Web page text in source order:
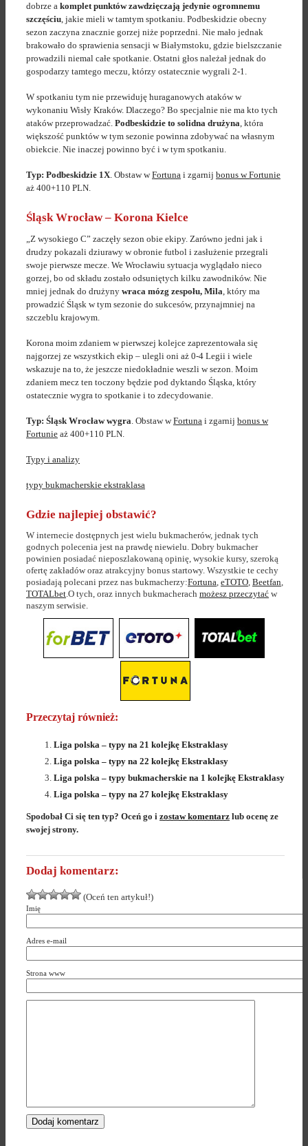
dobrze a komplet punktów zawdzięczają jedynie ogromnemu
szczęściu, jakie mieli w tamtym spotkaniu. Podbeskidzie obecny
sezon zaczyna znacznie gorzej niże poprzedni. Nie mało jednak
brakowało do sprawienia sensacji w Białymstoku, gdzie bielszczanie
prowadzili niemal całe spotkanie. Ostatni głos należał jednak do
gospodarzy tamtego meczu, którzy ostatecznie wygrali 2-1.
W spotkaniu tym nie przewiduję huraganowych ataków w
wykonaniu Wisły Kraków. Dlaczego? Bo specjalnie nie ma kto tych
ataków przeprowadzać. Podbeskidzie to solidna drużyna, która
większość punktów w tym sezonie powinna zdobywać na własnym
obiekcie. Nie inaczej powinno być i w tym spotkaniu.
Typ: Podbeskidzie 1X. Obstaw wFortuna i zgarnij bonus w Fortunie
aż 400+110 PLN.
Śląsk Wrocław – Korona Kielce
„Z wysokiego C” zaczęły sezon obie ekipy. Zarówno jedni jak i
drudzy pokazali dziurawy w obronie futbol i zasłużenie przegrali
swoje pierwsze mecze. We Wrocławiu sytuacja wyglądało nieco
gorzej, bo od składu zostało odsuniętych kilku zawodników. Nie
mniej jednak do drużyny wraca mózg zespołu, Mila, który ma
prowadzić Śląsk w tym sezonie do sukcesów, przynajmniej na
szczeblu krajowym.
Korona moim zdaniem w pierwszej kolejce zaprezentowała się
najgorzej ze wszystkich ekip – ulegli oni aż 0-4 Legii i wiele
wskazuje na to, że jeszcze niedokładnie weszli w sezon. Moim
zdaniem mecz ten toczony będzie pod dyktando Śląska, który
ostatecznie wygra to spotkanie i to zdecydowanie.
Typ: Śląsk Wrocław wygra. Obstaw wFortuna i zgarnij bonus w
Fortunie aż 400+110 PLN.
Typy i analizy
typy bukmacherskie ekstraklasa
Gdzie najlepiej obstawić?
W internecie dostępnych jest wielu bukmacherów, jednak tych
godnych polecenia jest na prawdę niewielu. Dobry bukmacher
powinien posiadać nieposzlakowaną opinię, wysokie kursy, szeroką
ofertę zakładów oraz atrakcyjny bonus startowy. Wszystkie te cechy
posiadają polecani przez nas bukmacherzy:Fortuna, eTOTO, Beetfan,
TOTALbet.O tych, oraz innych bukmacherach możesz przeczytać w
naszym serwisie.
Przeczytaj również:
Liga polska – typy na 21 kolejkę Ekstraklasy
Liga polska – typy na 22 kolejkę Ekstraklasy
Liga polska – typy bukmacherskie na 1 kolejkę Ekstraklasy
Liga polska – typy na 27 kolejkę Ekstraklasy
Spodobał Ci się ten typ? Oceń go i zostaw komentarz lub ocenę ze
swojej strony.
Dodaj komentarz:
(Oceń ten artykuł!)
Imię
Adres e-mail
Strona www